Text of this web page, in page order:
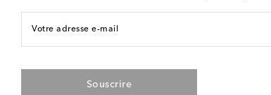
Votre adresse e-mail
Souscrire